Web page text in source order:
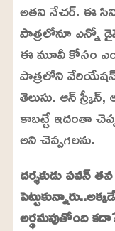
అతని నేచర్. ఈ
పాత్రలోనూ ఎన్నో
ఈ మూవీ కోసం
పాత్రలోని
తెలుసు. ఆన్
కాబట్టే ఇదంతా
అని చెప్పగలను.
దర్శకుడు పవన్
అర్థమవుతోంది